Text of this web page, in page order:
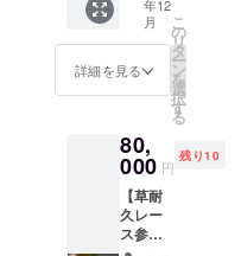
カー画
像変更
いする
場合が
画像を
メール
にてお
伺いい
所はご
指定い
ただけ
ません
※内容が
暴力的
までの
約8ヶ月
間 ・掲
載サイ
30cm以
10cm以
下(画像
ステッ
カーで
30cm×
7cm程
を一緒
に走行
いただ
きま
す。 ・
日程：
戦予定
のレー
スから1
戦(車両
修理等
で予定
年12
月
詳細を見る
こ
の
リ
タ
ー
ン
を
選
択
す
る
80,
000 円
残り10
【草耐
久レー
ス参